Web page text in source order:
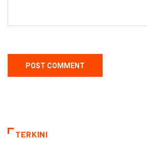
TERKINI